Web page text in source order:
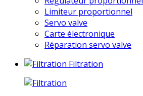
Limiteur proportionnel
Servo valve
Carte électronique
Réparation servo valve
Filtration